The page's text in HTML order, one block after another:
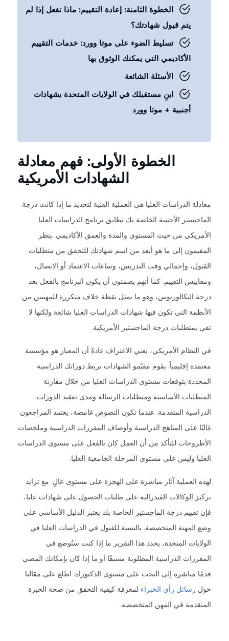
الخطوة الثامنة: إعادة التقييم: ماذا تفعل إذا لم
يتم قبول شهادتك؟
تسليط الضوء على موتا وورد: خدمات التقييم
الأكاديمي التي يمكنك الوثوق بها
الأسئلة الشائعة
ابنِ مستقبلك في الولايات المتحدة بشهادات
أجنبية + موتا وورد
الخطوة الأولى: فهم معادلة
الشهادات الأمريكية
معادلة الدراسات العليا هي العملية الفنية لتحديد ما إذا كانت درجة
الماجستير الأجنبية الخاصة بك تطابق برنامج الدراسات العليا
الأمريكي من حيث المستوى والمدة والعمق الأكاديمي. ينظر
المقيمون إلى ما هو أبعد من اسم شهادتك للتحقق من متطلبات
القبول، وإجمالي وقت التدريس، وساعات الاعتماد أو الاتصال،
ومقاييس التقييم. كما أنهم يضمنون أن يكون البرنامج بالفعل بعد
درجة البكالوريوس، وهو ما يمثل نقطة خلاف متكررة للمهنيين من
الأنظمة التي تكون فيها شهادات الدراسات العليا شائعة ولكنها لا
تفي بمتطلبات درجة الماجستير الأمريكية.
في النظام الأمريكي، يعني الاعتراف عادةً أن المعيار هو مؤسسة
معتمدة إقليمياً. يقوم مقيّمو الشهادات بربط دوراتك الدراسية
المحددة بتوقعات مستوى الدراسات العليا من خلال مقارنة
المتطلبات الأساسية ومتطلبات الرسالة ومدى تعقيد الدورات
الدراسية المتقدمة. عندما تكون النصوص غامضة، يعتمد المراجعون
غالبًا على المناهج الدراسية وأوصاف المقررات الدراسية وملخصات
الأطروحات للتأكد من أن العمل كان بالفعل على مستوى الدراسات
العليا وليس على مستوى المرحلة الجامعية العليا.
لهذه العملية آثار مباشرة على الهجرة على مستوى عالٍ. مع تزايد
تركيز الوكالات الفيدرالية على طلبات الحصول على شهادات عليا،
فإن تقييم درجة الماجستير الخاصة بك يعتبر الدليل الأساسي على
وضع المهنة المتخصصة. بالنسبة للقبول في الدراسات العليا في
الولايات المتحدة، يحدد هذا التقرير ما إذا كنت ستُوضع في
المقررات الدراسية المطلوبة مسبقًا أو ما إذا كان بإمكانك المضي
قدمًا مباشرة إلى البحث على مستوى الدكتوراه. اطلع على مقالنا
حول رسائل رأي الخبراء لمعرفة كيفية التحقق من صحة الخبرة
المتقدمة في المهن المتخصصة.